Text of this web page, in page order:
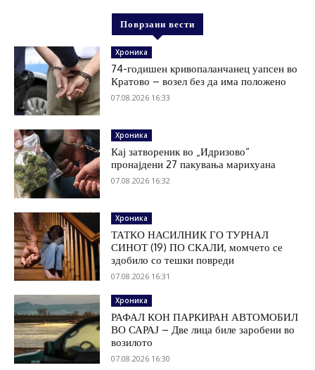
Поврзани вести
Хроника
74-годишен кривопаланчанец уапсен во
Кратово – возел без да има положено
07.08.2026 16:33
Хроника
Кај затвореник во „Идризово“
пронајдени 27 пакувања марихуана
07.08.2026 16:32
Хроника
ТАТКО НАСИЛНИК ГО ТУРНАЛ
СИНОТ (19) ПО СКАЛИ, момчето се
здобило со тешки повреди
07.08.2026 16:31
Хроника
РАФАЛ КОН ПАРКИРАН АВТОМОБИЛ
ВО САРАЈ – Две лица биле заробени во
возилото
07.08.2026 16:30